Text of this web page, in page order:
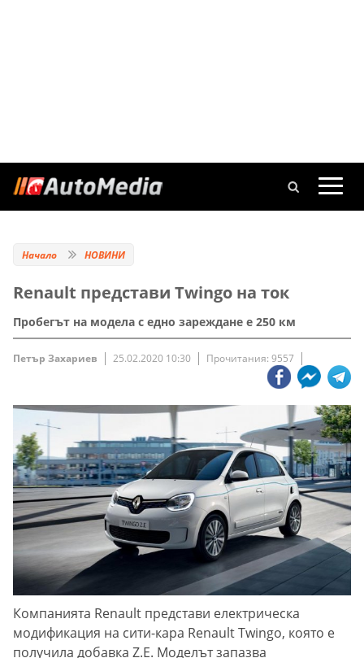
Начало НОВИНИ
Renault представи Twingo на ток
Пробегът на модела с едно зареждане е 250 км
Петър Захариев 25.02.2020 10:30 Прочитания: 9557
Компанията Renault представи електрическа
модификация на сити-кара Renault Twingo, която е
получила добавка Z.E. Моделът запазва